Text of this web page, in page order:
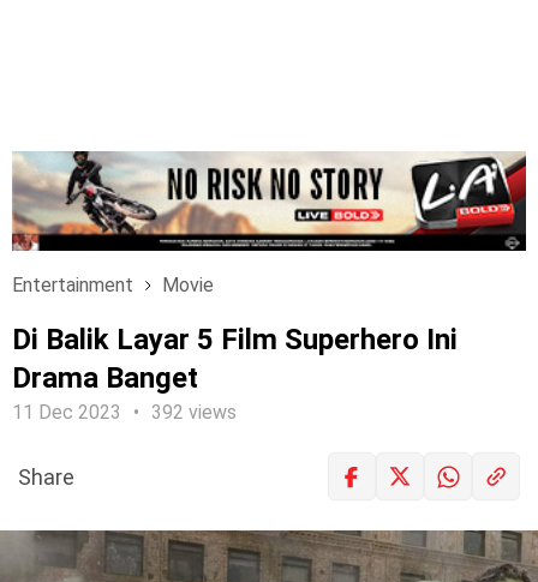
Entertainment Movie
Di Balik Layar 5 Film Superhero Ini
Drama Banget
11 Dec 2023 392 views
LOGIN
Share